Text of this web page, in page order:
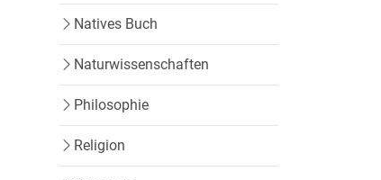
Natives Buch
Naturwissenschaften
Philosophie
Religion